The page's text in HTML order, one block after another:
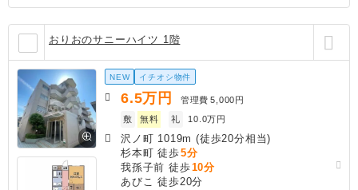
おりおのサニーハイツ 1階
NEW イチオシ物件
6.5万円 管理費 5,000円
敷
無料 礼 10.0万円
沢ノ町 1019m (徒歩20分相当)
杉本町 徒歩5分
我孫子前 徒歩10分
あびこ 徒歩20分